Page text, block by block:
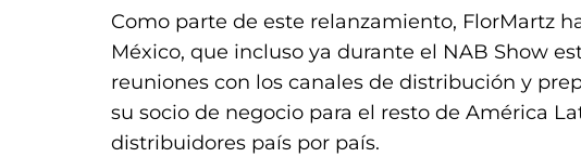
Como parte de este relanzamiento, FlorMartz
México, que incluso ya durante el NAB Show
reuniones con los canales de distribución y
su socio de negocio para el resto de América
distribuidores país por país.